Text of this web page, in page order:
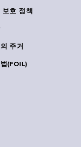
보호 정책
주거
(FOIL)